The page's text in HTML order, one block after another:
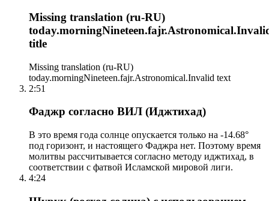
Missing translation (ru-RU)
title
Missing translation (ru-RU)
today.morningNineteen.fajr.Astronomical.Invalid text
2:51
Фаджр согласно ВИЛ (Иджтихад)
В это время года солнце опускается только на -14.68°
под горизонт, и настоящего Фаджра нет. Поэтому время
молитвы рассчитывается согласно методу иджтихад, в
соответствии с фатвой Исламской мировой лиги.
4:24